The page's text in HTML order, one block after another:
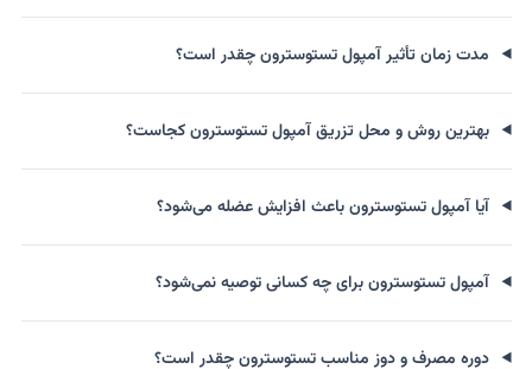
مدت زمان تأثیر آمپول تستوسترون چقدر است؟
بهترین روش و محل تزریق آمپول تستوسترون کجاست؟
آیا آمپول تستوسترون باعث افزایش عضله می‌شود؟
آمپول تستوسترون برای چه کسانی توصیه نمی‌شود؟
دوره مصرف و دوز مناسب تستوسترون چقدر است؟